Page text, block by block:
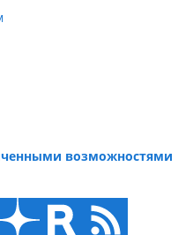
возможностями